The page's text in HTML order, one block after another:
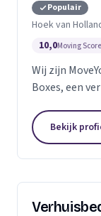
Populair
Hoek van
10,0Moving Score
Wij zijn
Boxes, een
Bekijk